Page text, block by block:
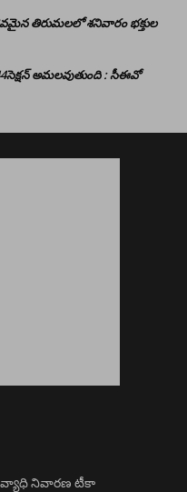
తిరుమలలో శనివారం భక్తుల
అమలవుతుంది : సీఈవో
పై వ్యాధి నివారణ టీకా